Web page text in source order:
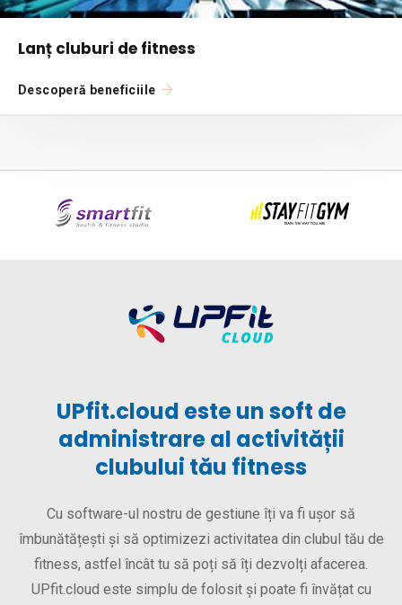
Lanț cluburi de fitness
Descoperă beneficiile
UPfit.cloud este un soft de
administrare al activității
clubului tău fitness
Cu software-ul nostru de gestiune îți va fi ușor să
îmbunătățești și să optimizezi activitatea din clubul tău de
fitness, astfel încât tu să poți să îți dezvolți afacerea.
UPfit.cloud este simplu de folosit și poate fi învățat cu